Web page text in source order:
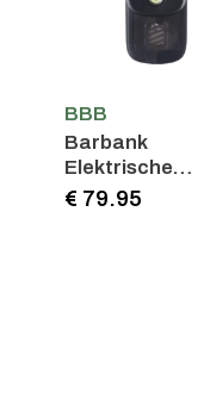
BBB
Barbank
Elektrische
fietsmpomp
€ 79.95